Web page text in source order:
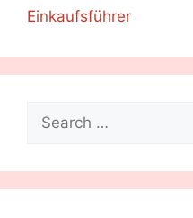
Einkaufsführer
Search
for: